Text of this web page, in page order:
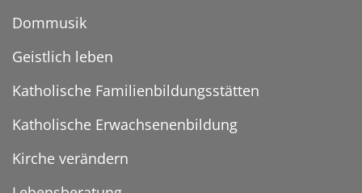
Dommusik
Geistlich leben
Katholische Familienbildungsstätten
Katholische Erwachsenenbildung
Kirche verändern